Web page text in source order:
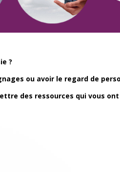
?
ou avoir le regard de
des ressources qui vous